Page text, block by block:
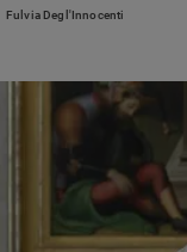
Fulvia Degl'Innocenti